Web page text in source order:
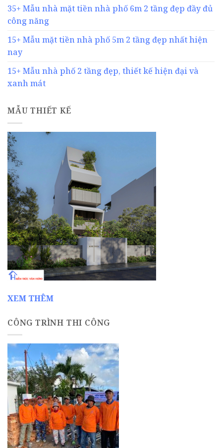
35+ Mẫu nhà mặt tiền nhà phố 6m 2 tầng đẹp đầy đủ
công năng
15+ Mẫu mặt tiền nhà phố 5m 2 tầng đẹp nhất hiện
nay
15+ Mẫu nhà phố 2 tầng đẹp, thiết kế hiện đại và
xanh mát
MẪU THIẾT KẾ
XEM THÊM
CÔNG TRÌNH THI CÔNG